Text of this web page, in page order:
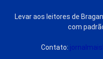
Levar aos leitores de
com
Contato: